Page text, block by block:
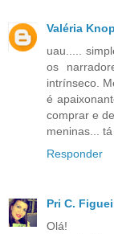
Valéria
uau.....
os
intrínseco.
é
comprar e
meninas...
Responder
Pri C.
Olá!